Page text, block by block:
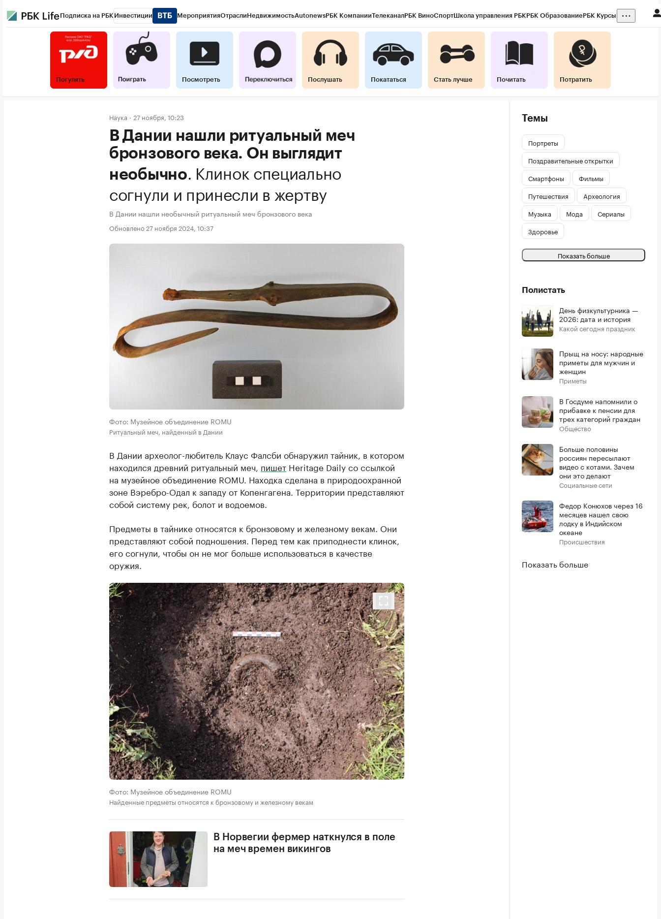
Подписка на РБК Инвестиции МероприятияОтраслиНедвижимостьAutonewsРБК КомпанииТелеканалРБК ВиноСпортШкола управления РБКРБК ОбразованиеРБК Курсы
Погулять Посмотреть Послушать Покататься Стать лучше Почитать Потратить
Наука 27 ноября, 10:23
В Дании нашли ритуальный меч
бронзового века. Он выглядит
необычно. Клинок специально
согнули и принесли в жертву
В Дании нашли необычный ритуальный меч бронзового века
Обновлено 27 ноября 2024, 10:37
Фото: Музейное объединение ROMU
Ритуальный меч, найденный в Дании
В Дании археолог-любитель Клаус Фалсби обнаружил тайник, в котором
находился древний ритуальный меч, пишет Heritage Daily со ссылкой
на музейное объединение ROMU. Находка сделана в природоохранной
зоне Вэребро-Одал к западу от Копенгагена. Территории представляют
собой систему рек, болот и водоемов.
Предметы в тайнике относятся к бронзовому и железному векам. Они
представляют собой подношения. Перед тем как приподнести клинок,
его согнули, чтобы он не мог больше использоваться в качестве
оружия.
Фото: Музейное объединение ROMU
Найденные предметы относятся к бронзовому и железному векам
В Норвегии фермер наткнулся в поле
на меч времен викингов
Темы
Портреты
Поздравительные открытки
Смартфоны
Фильмы
Путешествия
Археология
Музыка
Мода
Сериалы
Здоровье
Показать больше
Полистать
День физкультурника —
2026: дата и история
Какой сегодня праздник
Прыщ на носу: народные
приметы для мужчин и
женщин
Приметы
В Госдуме напомнили о
прибавке к пенсии для
трех категорий граждан
Общество
Больше половины
россиян пересылают
видео с котами. Зачем
они это делают
Социальные сети
Федор Конюхов через 16
месяцев нашел свою
лодку в Индийском
океане
Происшествия
Показать больше